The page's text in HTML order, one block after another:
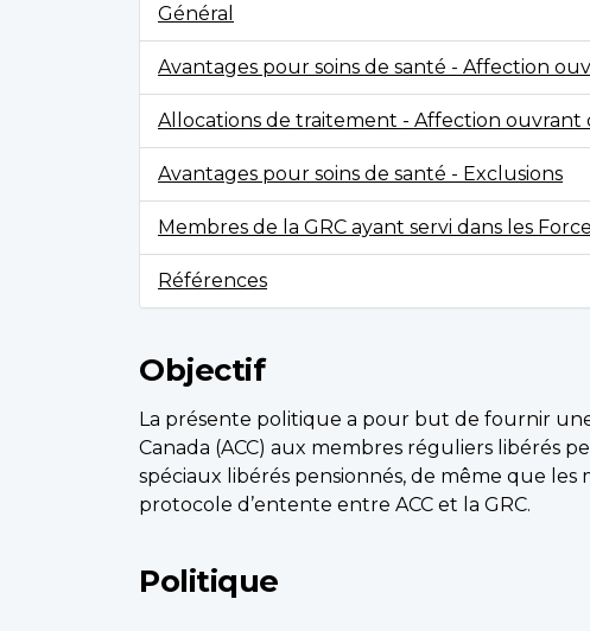
Général
Avantages pour soins de santé - Affection
Allocations de traitement - Affection ouvrant
Avantages pour soins de santé - Exclusions
Membres de la GRC ayant servi dans les
Références
Objectif
La présente politique a pour but de fournir
Canada (ACC) aux membres réguliers libérés
spéciaux libérés pensionnés, de même que les
protocole d’entente entre ACC et la GRC.
Politique